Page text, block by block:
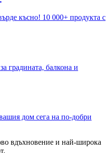
късно! 10 000+ продукта с
градината, балкона и
дом сега на по-добри
вдъхновение и най-широка